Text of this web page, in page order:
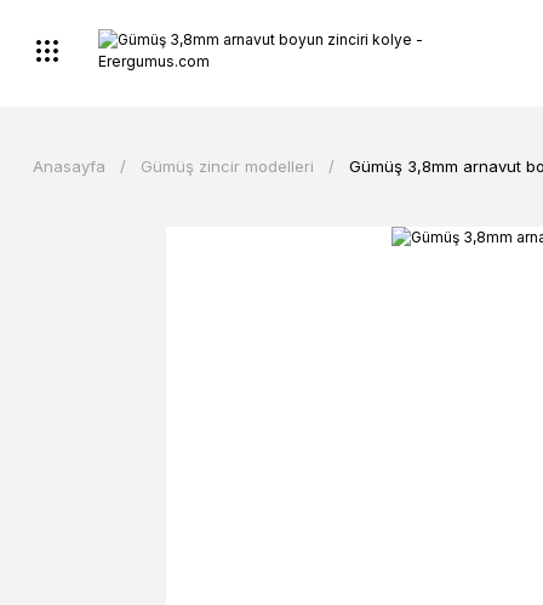
Anasayfa Gümüş zincir modelleri Gümüş 3,8mm arnavut